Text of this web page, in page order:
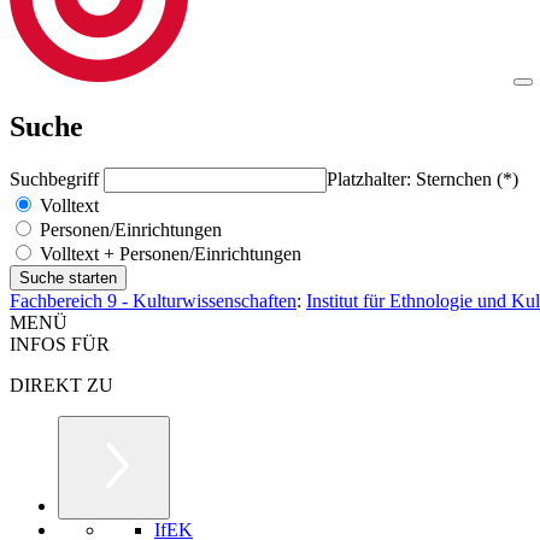
Suche
Suchbegriff
Platzhalter: Sternchen (*)
Volltext
Personen/Einrichtungen
Volltext + Personen/Einrichtungen
Fachbereich 9 - Kulturwissenschaften: Institut für Ethnologie und
MENÜ
INFOS FÜR
DIREKT ZU
IfEK